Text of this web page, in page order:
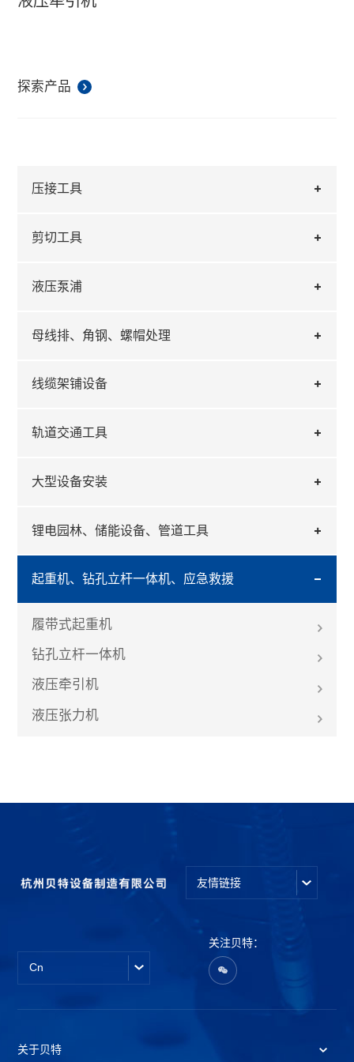
压接工具
剪切工具
液压泵浦
母线排、角钢、螺帽处理
线缆架铺设备
轨道交通工具
大型设备安装
锂电园林、储能设备、管道工具
起重机、钻孔立杆一体机、应急救援
履带式起重机
钻孔立杆一体机
液压牵引机
液压张力机
探索产品
友情链接
Cn
关注贝特：
关于贝特